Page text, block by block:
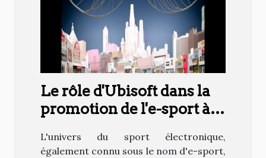
Le rôle d'Ubisoft dans la
promotion de l'e-sport à
Trackmania"
L'univers du sport électronique,
également connu sous le nom d'e-sport,